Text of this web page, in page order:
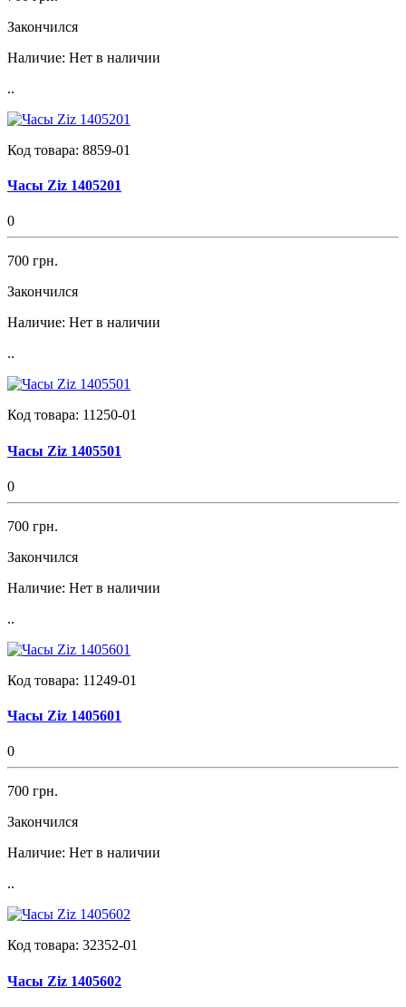
Закончился
Наличие: Нет в наличии
..
Код товара: 8859-01
Часы Ziz 1405201
0
700 грн.
Закончился
Наличие: Нет в наличии
..
Код товара: 11250-01
Часы Ziz 1405501
0
700 грн.
Закончился
Наличие: Нет в наличии
..
Код товара: 11249-01
Часы Ziz 1405601
0
700 грн.
Закончился
Наличие: Нет в наличии
..
Код товара: 32352-01
Часы Ziz 1405602